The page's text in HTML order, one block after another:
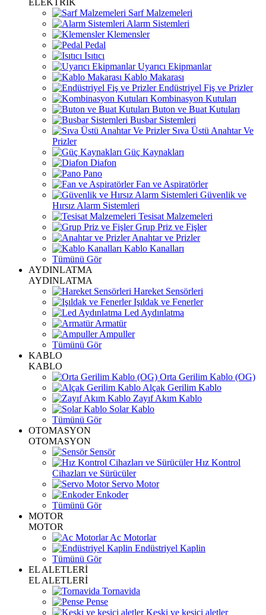
ELEKTRİK
Sarf Malzemeleri
Alarm Sistemleri
Klemensler
Pedal
Isıtıcı
Uyarıcı Ekipmanlar
Kablo Makarası
Endüstriyel Fiş ve Prizler
Kombinasyon Kutuları
Buton ve Buat Kutuları
Busbar Sistemleri
Sıva Üstü Anahtar Ve
Prizler
Güç Kaynakları
Diafon
Pano
Fan ve Aspiratörler
Güvenlik ve
Hırsız Alarm Sistemleri
Tesisat Malzemeleri
Grup Priz ve Fişler
Anahtar ve Prizler
Kablo Kanalları
Tümünü Gör
AYDINLATMA
AYDINLATMA
Hareket Sensörleri
Işıldak ve Fenerler
Led Aydınlatma
Armatür
Ampuller
Tümünü Gör
KABLO
KABLO
Orta Gerilim Kablo (OG)
Alçak Gerilim Kablo
Zayıf Akım Kablo
Solar Kablo
Tümünü Gör
OTOMASYON
OTOMASYON
Sensör
Hız Kontrol
Cihazları ve Sürücüler
Servo Motor
Enkoder
Tümünü Gör
MOTOR
MOTOR
Ac Motorlar
Endüstriyel Kaplin
Tümünü Gör
EL ALETLERİ
EL ALETLERİ
Tornavida
Pense
Keski ve kesici aletler